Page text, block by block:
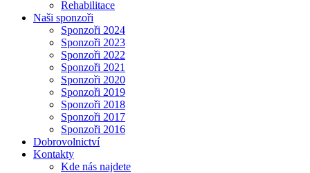
Rehabilitace
Naši sponzoři
Sponzoři 2024
Sponzoři 2023
Sponzoři 2022
Sponzoři 2021
Sponzoři 2020
Sponzoři 2019
Sponzoři 2018
Sponzoři 2017
Sponzoři 2016
Dobrovolnictví
Kontakty
Kde nás najdete